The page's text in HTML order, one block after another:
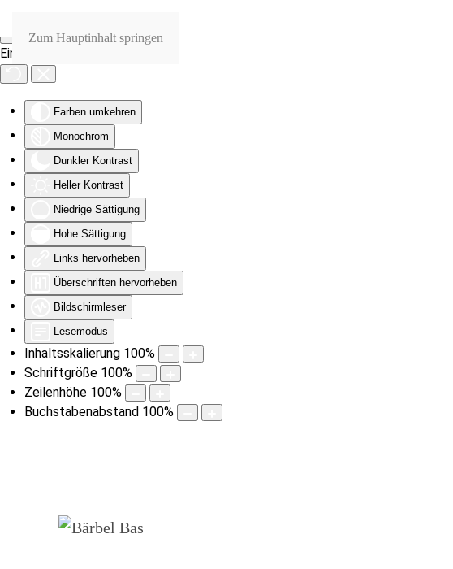
Eingabehilfen öffnen
Farben umkehren
Monochrom
Dunkler Kontrast
Heller Kontrast
Niedrige Sättigung
Hohe Sättigung
Links hervorheben
Überschriften hervorheben
Bildschirmleser
Lesemodus
Inhaltsskalierung 100%
Schriftgröße 100%
Zeilenhöhe 100%
Buchstabenabstand 100%
Zum Hauptinhalt springen